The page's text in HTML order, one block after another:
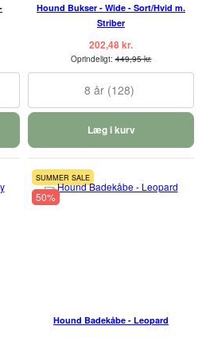
Hound Bukser - Wide - Sort/Hvid m.
Striber
202,48 kr.
Oprindeligt:449,95 kr.
8 år (128)
Læg i kurv
SUMMER SALE
50%
Hound Badekåbe - Leopard